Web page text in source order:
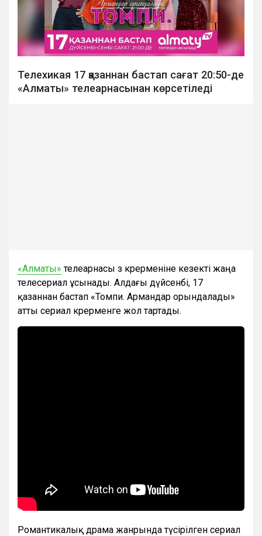
Телехикая 17 қазаннан бастап сағат 20:50-де
«Алматы» телеарнасынан көрсетіледі
«Алматы» телеарнасы өз көрерменіне кезекті жаңа
телесериал ұсынады. Алдағы дүйсенбі, 17
қазаннан бастап «Томпи. Армандар орындалады»
атты сериал көрерменге жол тартады.
Романтикалық драма жанрында түсірілген сериал